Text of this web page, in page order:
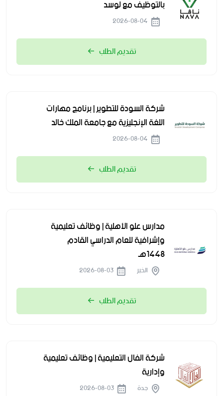
بالتوظيف مع لوسد
تقديم الطلب
شركة السودة للتطوير | برنامج مهارات
اللغة الإنجليزية مع جامعة الملك خالد
تقديم الطلب
مدارس علو الأهلية | وظائف تعليمية
وإشرافية للعام الدراسي القادم
1448هـ
الخبر
تقديم الطلب
شركة الفال التعليمية | وظائف تعليمية
وإدارية
جدة